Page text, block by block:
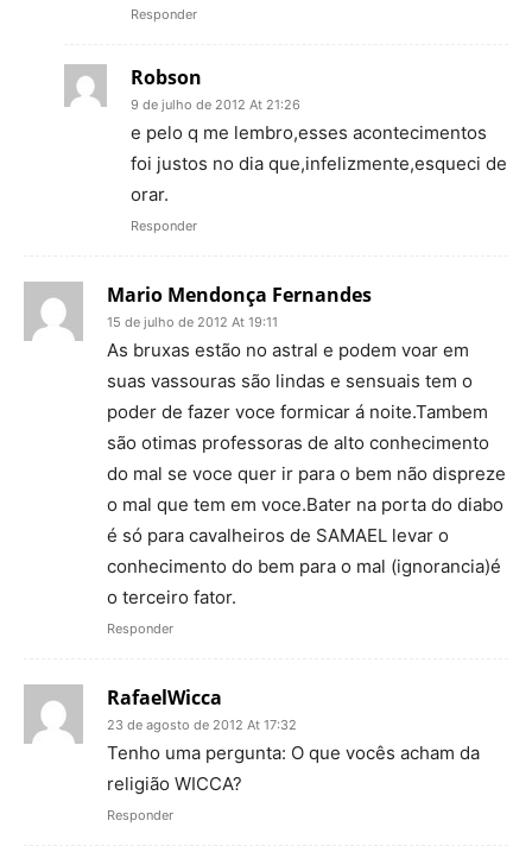
Responder
Robson
9 de julho de 2012 At 21:26
e pelo q me lembro,esses acontecimentos
foi justos no dia que,infelizmente,esqueci de
orar.
Responder
Mario Mendonça Fernandes
15 de julho de 2012 At 19:11
As bruxas estão no astral e podem voar em
suas vassouras são lindas e sensuais tem o
poder de fazer voce formicar á noite.Tambem
são otimas professoras de alto conhecimento
do mal se voce quer ir para o bem não dispreze
o mal que tem em voce.Bater na porta do diabo
é só para cavalheiros de SAMAEL levar o
conhecimento do bem para o mal (ignorancia)é
o terceiro fator.
Responder
RafaelWicca
23 de agosto de 2012 At 17:32
Tenho uma pergunta: O que vocês acham da
religião WICCA?
Responder